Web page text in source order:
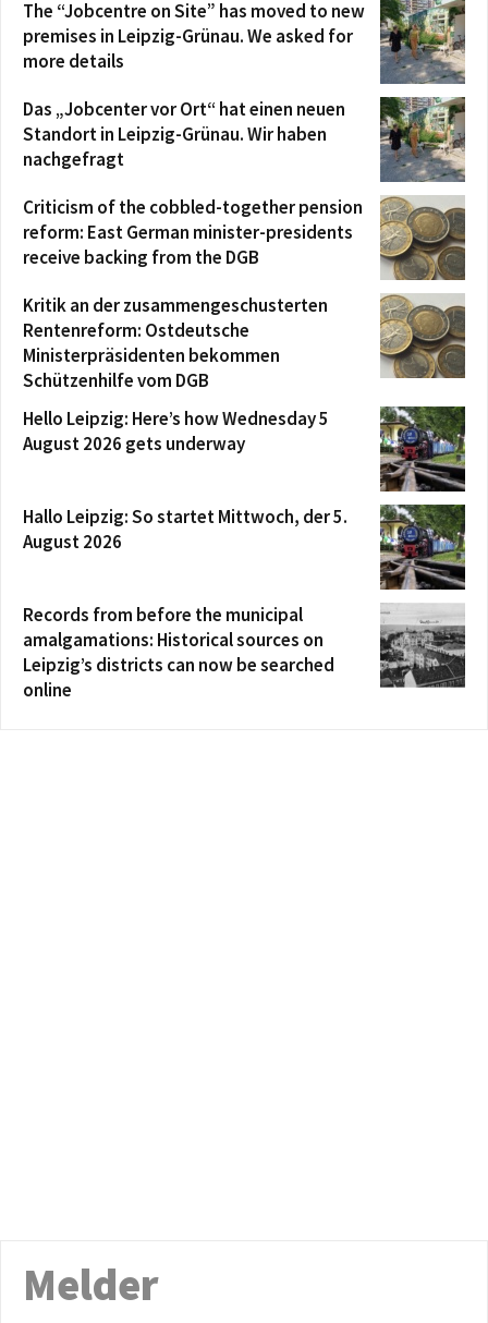
The “Jobcentre on Site” has moved to new
premises in Leipzig-Grünau. We asked for
more details
Das „Jobcenter vor Ort“ hat einen neuen
Standort in Leipzig-Grünau. Wir haben
nachgefragt
Criticism of the cobbled-together pension
reform: East German minister-presidents
receive backing from the DGB
Kritik an der zusammengeschusterten
Rentenreform: Ostdeutsche
Ministerpräsidenten bekommen
Schützenhilfe vom DGB
Hello Leipzig: Here’s how Wednesday 5
August 2026 gets underway
Hallo Leipzig: So startet Mittwoch, der 5.
August 2026
Records from before the municipal
amalgamations: Historical sources on
Leipzig’s districts can now be searched
online
Melder